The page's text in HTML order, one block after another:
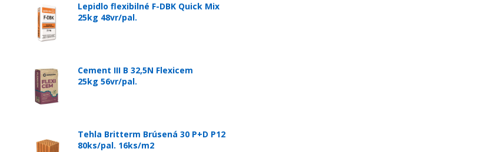
Lepidlo flexibilné F-DBK Quick Mix
25kg 48vr/pal.
Cement III B 32,5N Flexicem
25kg 56vr/pal.
Tehla Britterm Brúsená 30 P+D P12
80ks/pal. 16ks/m2